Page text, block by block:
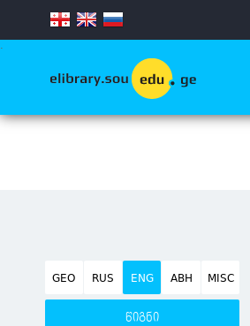
.
GEO RUS ENG ABH MISC
წიგნი